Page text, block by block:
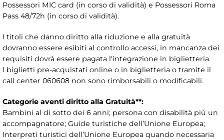
Possessori MIC card (in corso di validità) e Possessori Roma
Pass 48/72h (in corso di validità).
I titoli che danno diritto alla riduzione e alla gratuità
dovranno essere esibiti al controllo accessi, in mancanza dei
requisiti dovrà essere pagata l'integrazione in biglietteria.
I biglietti pre-acquistati online o in biglietteria o tramite il
call center 060608 non sono rimborsabili o modificabili.
Categorie aventi diritto alla Gratuità**:
Bambini al di sotto dei 6 anni; persona con disabilità più un
accompagnatore; Guide turistiche dell’Unione Europea;
Interpreti turistici dell’Unione Europea quando necessaria